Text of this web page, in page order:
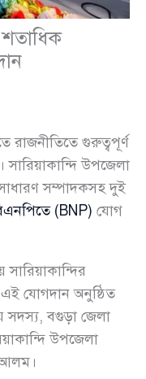
রাজনীতিতে গুরুত্বপূর্ণ
সারিয়াকান্দি উপজেলা
সম্পাদকসহ দুই
(BNP) যোগ
যোগদান অনুষ্ঠিত
সদস্য, বগুড়া জেলা
উপজেলা